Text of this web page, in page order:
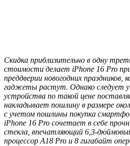
Скидка приблизительно в одну
стоимости делает iPhone 16 Pro
преддверии новогодних праздников,
гаджеты растут. Однако следует
устройства по такой цене
накладывает пошлину в размере
с учетом пошлины покупка
iPhone 16 Pro сочетает в себе
стекла, впечатляющий 6,3-
процессор A18 Pro и 8 гигабайт